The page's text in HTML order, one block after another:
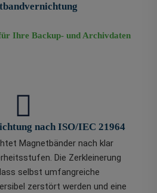
Ihre Backup- und Archivdaten
nach ISO/IEC 21964
Magnetbänder nach klar
Die Zerkleinerung
selbst umfangreiche
zerstört werden und eine